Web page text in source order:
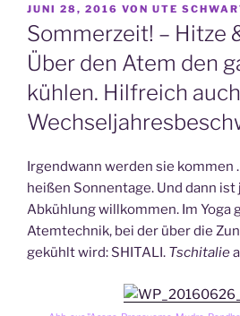
VERÖFFENTLICHT
AM
JUNI 28, 2016 VON UTE
Sommerzeit! – Hitze
Über den Atem den
kühlen. Hilfreich
Irgendwann werden sie kommen
heißen Sonnentage. Und dann ist
Abkühlung willkommen. Im Yoga
Atemtechnik, bei der über die
gekühlt wird: SHITALI. Tschitalie